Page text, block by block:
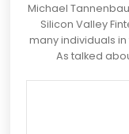
Michael
Silicon Valley
many individuals
As talked